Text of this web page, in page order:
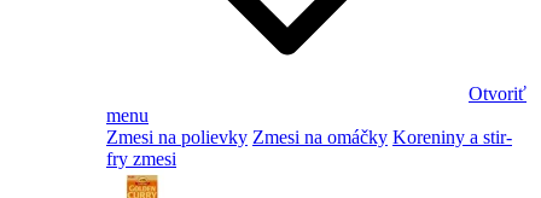
Otvoriť
menu
Zmesi na polievky Zmesi na omáčky Koreniny a stir-
fry zmesi